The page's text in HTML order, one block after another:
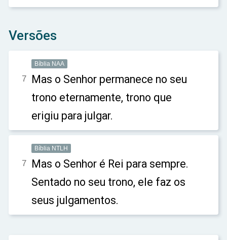
Versões
Bíblia NAA
7 Mas o Senhor permanece no seu
trono eternamente, trono que
erigiu para julgar.
Bíblia NTLH
7 Mas o Senhor é Rei para sempre.
Sentado no seu trono, ele faz os
seus julgamentos.